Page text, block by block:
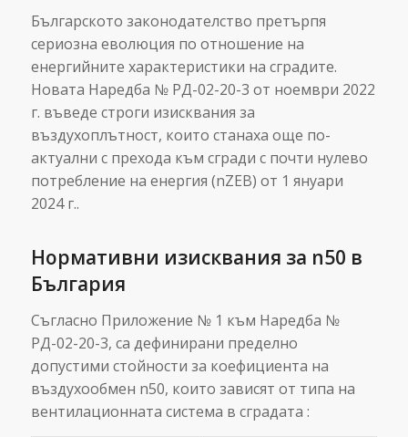
Българското законодателство претърпя
сериозна еволюция по отношение на
енергийните характеристики на сградите.
Новата Наредба № РД-02-20-3 от ноември 2022
г. въведе строги изисквания за
въздухоплътност, които станаха още по-
актуални с прехода към сгради с почти нулево
потребление на енергия (nZEB) от 1 януари
2024 г..
Нормативни изисквания за n50 в
България
Съгласно Приложение № 1 към Наредба №
РД-02-20-3, са дефинирани пределно
допустими стойности за коефициента на
въздухообмен n50, които зависят от типа на
вентилационната система в сградата :